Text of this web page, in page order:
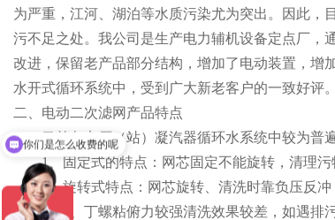
为严重，江河、湖泊等水质污染尤为突出。因此，
污不足之处。我公司是生产电力辅机设备定点厂，
改进，保留老产品部分结构，增加了电动装置，增
水开式循环系统中，受到广大新老客户的一致好评。
二、 电动二次滤网 产品特点
目前各电厂（站）凝汽器循环水系统中较为普遍
1、固定式的特点：网芯固定不能旋转，清理污
2、旋转式特点：网芯旋转、清洗时靠负压反冲，
塑料薄膜、丁螺粘俯力较强清洗效果较差，如遇排
你们是怎么收费的呢